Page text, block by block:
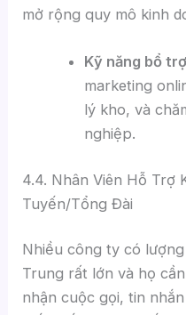
mở rộng quy mô kinh
Kỹ năng bổ
marketing
lý kho, và
nghiệp.
4.4. Nhân Viên Hỗ Trợ
Tuyến/Tổng Đài
Nhiều công ty có
Trung rất lớn và họ
nhận cuộc gọi, tin